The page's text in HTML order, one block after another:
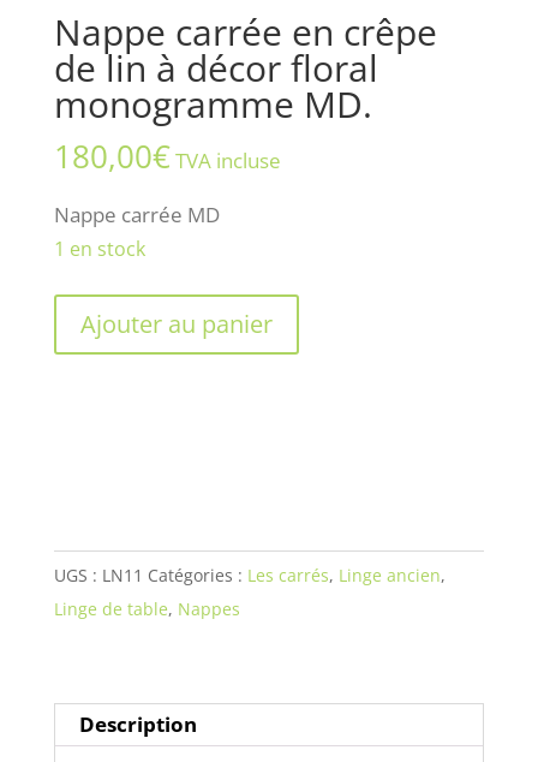
Nappe carrée en crêpe
de lin à décor floral
monogramme MD.
180,00€TVA incluse
Nappe carrée MD
1 en stock
quantité
lin
à
décor
MD.
Ajouter au panier
UGS : LN11 Catégories : Les carrés, Linge ancien,
Linge de table, Nappes
Description